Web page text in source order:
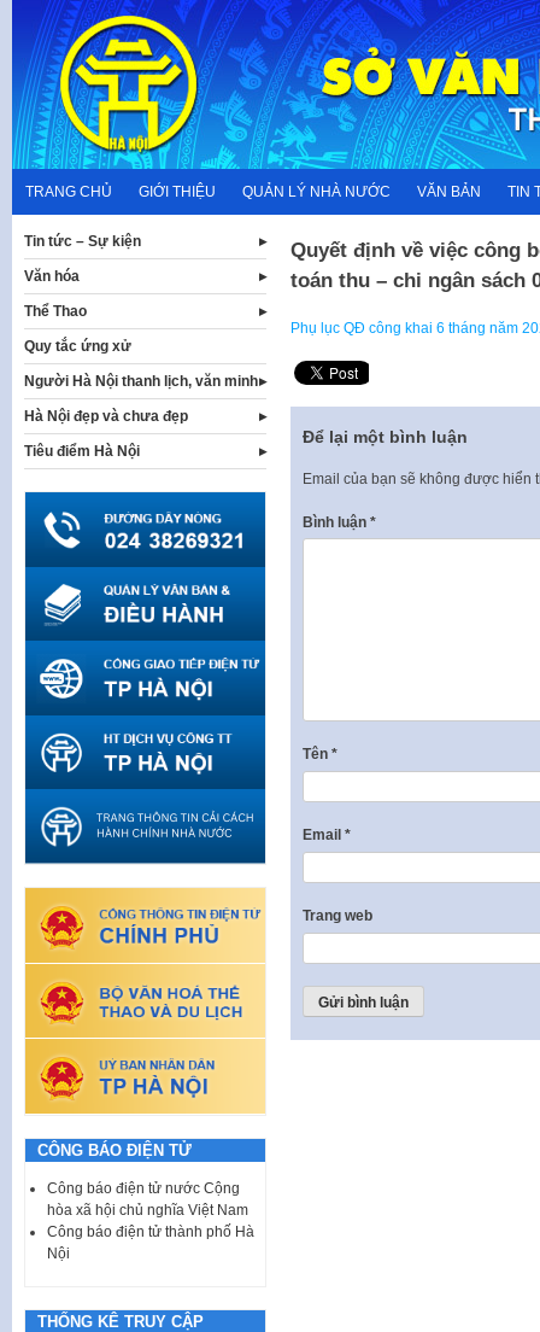
content
TRANG CHỦ GIỚI THIỆU QUẢN LÝ NHÀ NƯỚC VĂN BẢN TIN
Quyết định về việc công
toán thu – chi ngân sách
Phụ lục QĐ công khai 6 tháng năm
Để lại một bình luận
Email của bạn sẽ không được hiển
Bình luận *
Tên *
Email *
Trang web
Tin tức – Sự kiện
Văn hóa
Thể Thao
Quy tắc ứng xử
Người Hà Nội thanh lịch, văn minh
Hà Nội đẹp và chưa đẹp
Tiêu điểm Hà Nội
CÔNG BÁO ĐIỆN TỬ
Công báo điện tử nước Cộng
hòa xã hội chủ nghĩa Việt Nam
Công báo điện tử thành phố Hà
Nội
THỐNG KÊ TRUY CẬP